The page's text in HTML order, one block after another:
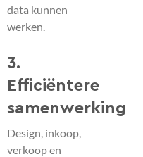
data kunnen
werken.
3.
Efficiëntere
samenwerking
Design, inkoop,
verkoop en